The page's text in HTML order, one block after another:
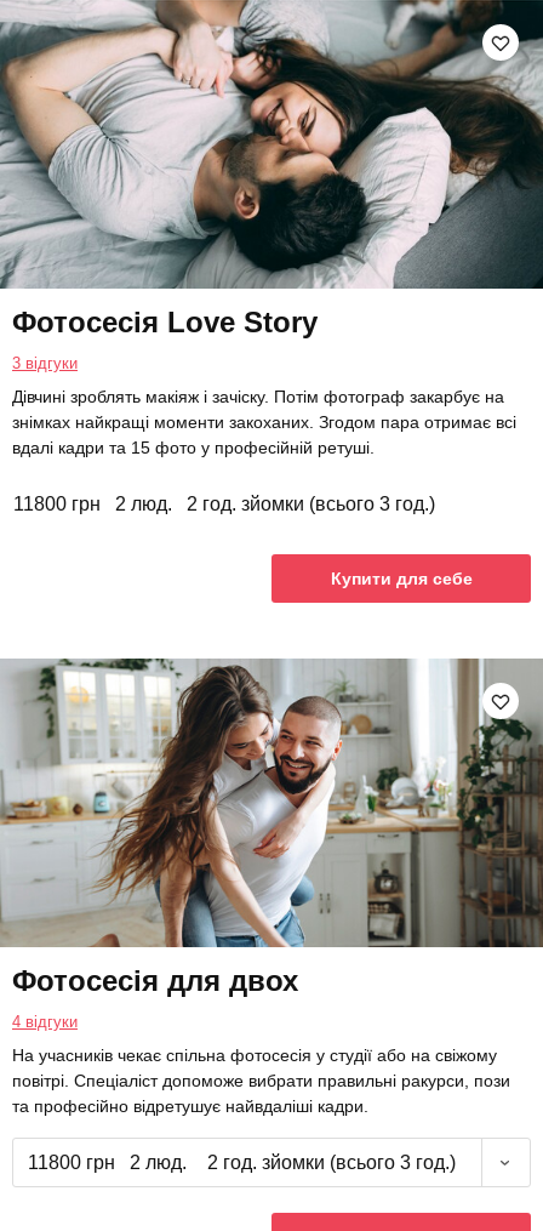
Фотосесія Love Story
3 відгуки
Дівчині зроблять макіяж і зачіску. Потім фотограф закарбує на
знімках найкращі моменти закоханих. Згодом пара отримає всі
вдалі кадри та 15 фото у професійній ретуші.
11800 грн 2 люд. 2 год. зйомки (всього 3 год.)
Купити для себе
Фотосесія для двох
4 відгуки
На учасників чекає спільна фотосесія у студії або на свіжому
повітрі. Спеціаліст допоможе вибрати правильні ракурси, пози
та професійно відретушує найвдаліші кадри.
11800 грн 2 люд. 2 год. зйомки (всього 3 год.)